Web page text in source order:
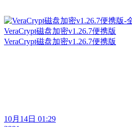
VeraCrypt磁盘加密v1.26.7便携版
VeraCrypt磁盘加密v1.26.7便携版
10月14日 01:29